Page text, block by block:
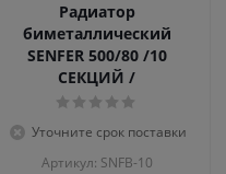
Радиатор
биметаллический
SENFER 500/80 /10
СЕКЦИЙ /
Уточните срок поставки
Артикул: SNFB-10